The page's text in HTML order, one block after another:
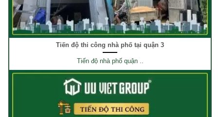
Tiến độ thi công nhà phố tại quận 3
Tiến độ nhà phố quận ..